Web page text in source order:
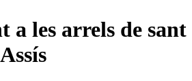
a les arrels de sant